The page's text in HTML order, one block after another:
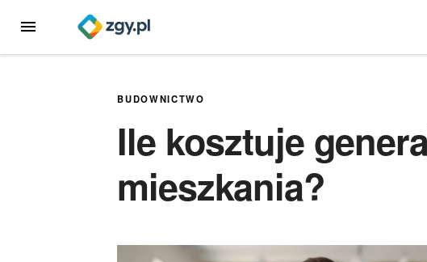
MENU
BUDOWNICTWO
Ile kosztuje
mieszkania?